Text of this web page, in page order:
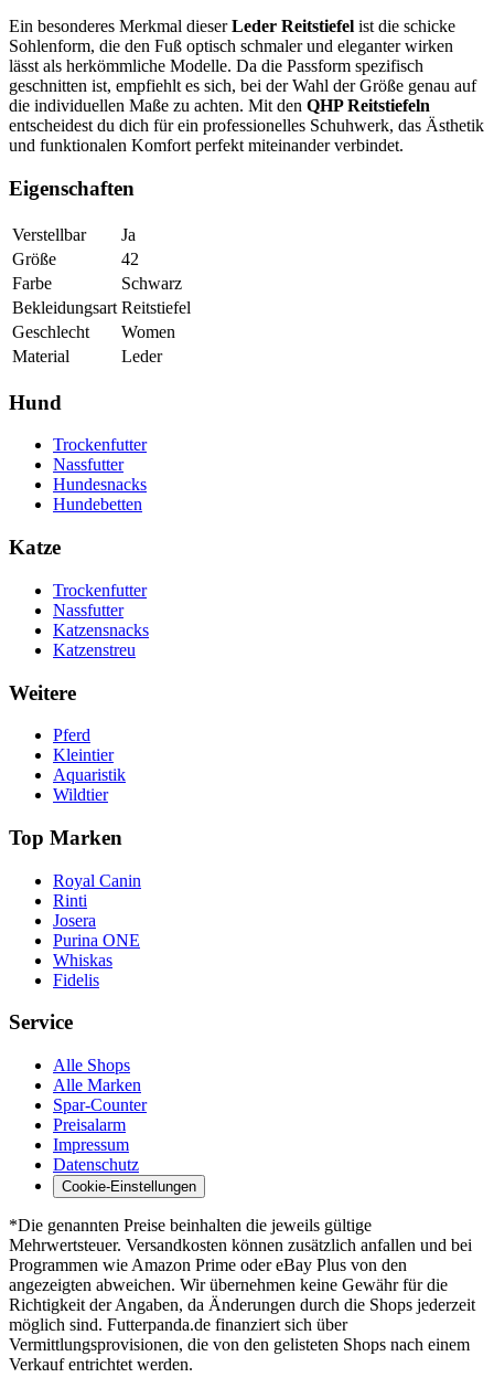
Ein besonderes Merkmal dieserLeder Reitstiefel ist die schicke
Sohlenform, die den Fuß optisch schmaler und eleganter wirken
lässt als herkömmliche Modelle. Da die Passform spezifisch
geschnitten ist, empfiehlt es sich, bei der Wahl der Größe genau auf
die individuellen Maße zu achten. Mit den QHP Reitstiefeln
entscheidest du dich für ein professionelles Schuhwerk, das Ästhetik
und funktionalen Komfort perfekt miteinander verbindet.
Eigenschaften
Verstellbar
Ja
Größe
42
Farbe
Schwarz
Bekleidungsart Reitstiefel
Geschlecht
Women
Material
Leder
Hund
Trockenfutter
Nassfutter
Hundesnacks
Hundebetten
Katze
Trockenfutter
Nassfutter
Katzensnacks
Katzenstreu
Weitere
Pferd
Kleintier
Aquaristik
Wildtier
Top Marken
Royal Canin
Rinti
Josera
Purina ONE
Whiskas
Fidelis
Service
Alle Shops
Alle Marken
Spar-Counter
Preisalarm
Impressum
Datenschutz
Cookie-Einstellungen
*Die genannten Preise beinhalten die jeweils gültige
Mehrwertsteuer. Versandkosten können zusätzlich anfallen und bei
Programmen wie Amazon Prime oder eBay Plus von den
angezeigten abweichen. Wir übernehmen keine Gewähr für die
Richtigkeit der Angaben, da Änderungen durch die Shops jederzeit
möglich sind. Futterpanda.de finanziert sich über
Vermittlungsprovisionen, die von den gelisteten Shops nach einem
Verkauf entrichtet werden.